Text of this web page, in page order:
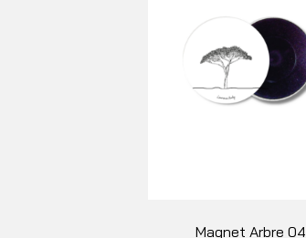
Magnet Arbre 04